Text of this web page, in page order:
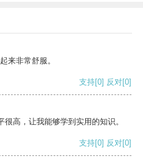
来非常舒服。
支持[0] 反对[0]
高，让我能够学到实用的知识。
支持[0] 反对[0]